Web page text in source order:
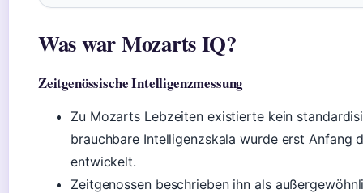
Was war Mozarts IQ?
Zeitgenössische Intelligenzmessung
Zu Mozarts Lebzeiten existierte kein
brauchbare Intelligenzskala wurde erst Anfang
entwickelt.
Zeitgenossen beschrieben ihn als